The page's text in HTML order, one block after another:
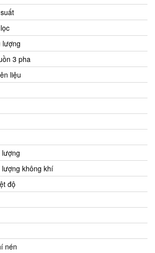
lượng
3 pha
liệu
lượng
không khí
độ
nén